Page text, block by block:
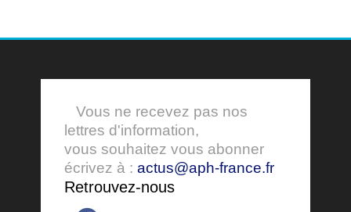
Vous ne recevez pas nos
lettres d'information,
vous souhaitez vous abonner
écrivez à : actus@aph-france.fr
Retrouvez-nous